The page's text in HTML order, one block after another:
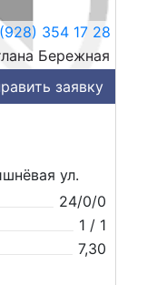
354 17 28
Бережная
заявку
ул.
24/0/0
1 / 1
7,30